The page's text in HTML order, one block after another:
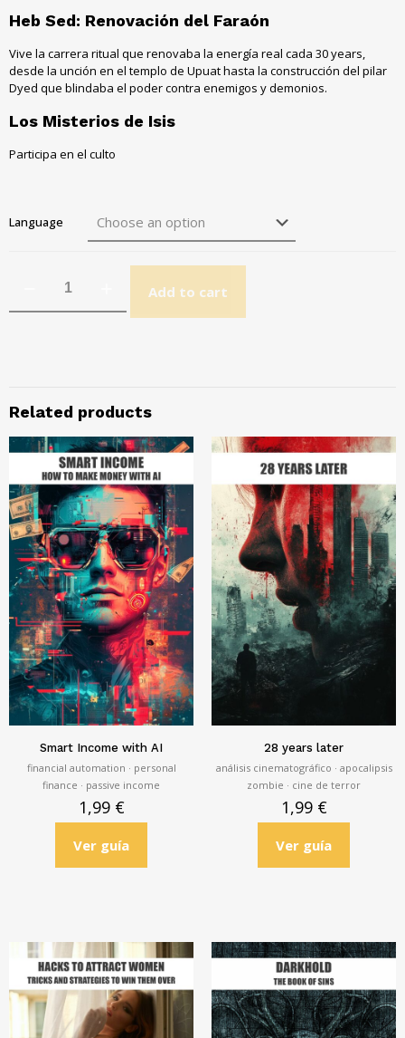
Heb Sed: Renovación del Faraón
Vive la carrera ritual que renovaba la energía real cada 30 years,
desde la unción en el templo de Upuat hasta la construcción del pilar
Dyed que blindaba el poder contra enemigos y demonios.
Los Misterios de Isis
Participa en el culto
Language
Add to cart
Related products
Smart Income with AI
financial automation · personal
finance · passive income
1,99 €
Ver guía
28 years later
análisis cinematográfico · apocalipsis
zombie · cine de terror
1,99 €
Ver guía